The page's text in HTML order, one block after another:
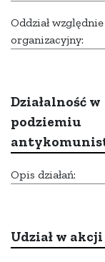
Oddział
organizacyjny:
Działalność w
podziemiu
Opis działań:
Udział w